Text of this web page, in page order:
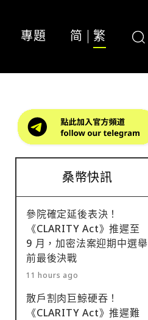
專題 简 繁
桑幣快訊
參院確定延後表決！
《CLARITY Act》推遲至
9 月，加密法案迎期中選舉
前最後決戰
11 hours ago
散戶割肉巨鯨硬吞！
《CLARITY Act》推遲難